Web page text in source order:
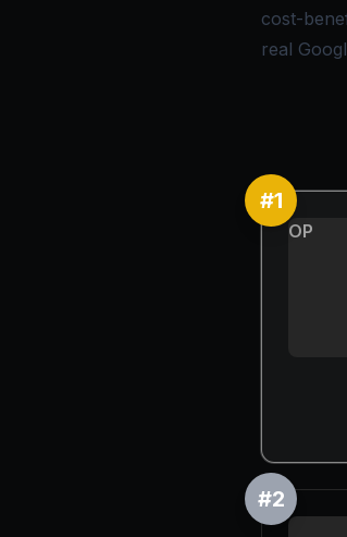
cost-
real
#1
OP
#2